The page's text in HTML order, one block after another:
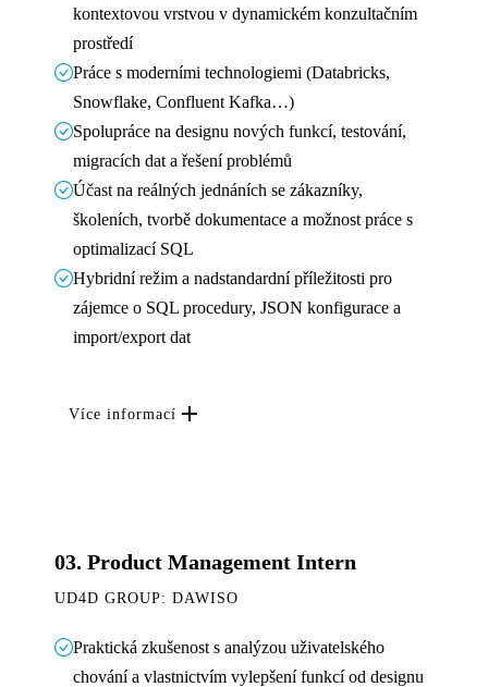
kontextovou vrstvou v dynamickém konzultačním
prostředí
Práce s moderními technologiemi (Databricks,
Snowflake, Confluent Kafka…)
Spolupráce na designu nových funkcí, testování,
migracích dat a řešení problémů
Účast na reálných jednáních se zákazníky,
školeních, tvorbě dokumentace a možnost práce s
optimalizací SQL
Hybridní režim a nadstandardní příležitosti pro
zájemce o SQL procedury, JSON konfigurace a
import/export dat
Více informací
03. Product Management Intern
UD4D GROUP: DAWISO
Praktická zkušenost s analýzou uživatelského
chování a vlastnictvím vylepšení funkcí od designu